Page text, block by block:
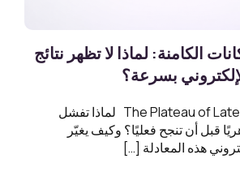
الكامنة: لماذا لا تظهر نتائج
بسرعة؟
The Plateau of Latent Potential لماذا تفشل
قبل أن تنجح فعليًا؟ وكيف يغيّر
هذه المعادلة […]